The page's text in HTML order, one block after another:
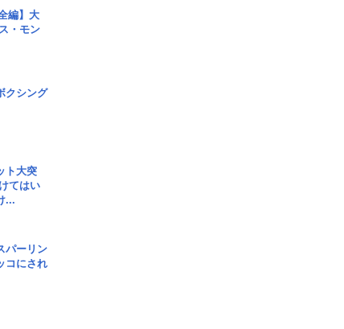
編】大
・モン
クシング
ト大突
てはい
...
パーリン
コにされ